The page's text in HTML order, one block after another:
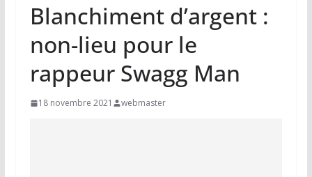
Blanchiment d’argent :
non-lieu pour le
rappeur Swagg Man
18 novembre 2021 webmaster